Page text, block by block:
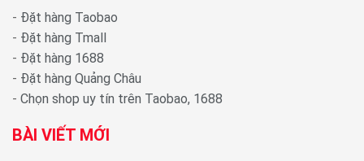
- Đặt hàng Taobao
- Đặt hàng Tmall
- Đặt hàng 1688
- Đặt hàng Quảng Châu
- Chọn shop uy tín trên Taobao, 1688
BÀI VIẾT MỚI